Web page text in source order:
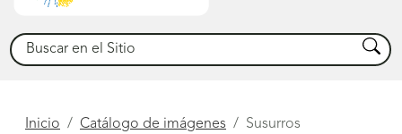
Buscar Buscar
Está
Inicio Catálogo de imágenes Susurros